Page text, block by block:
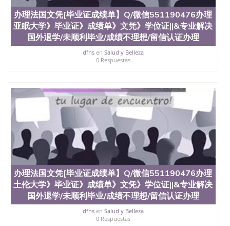
办理法国文凭[毕业证成绩单】Q/微信551190476办理
亚眠大学》毕业证》成绩单》文凭》学位证||&专业解决
国外退学/未顺利毕业/成绩不理想/留信认证办理
dfnsen Salud y Belleza
0 Respuestas
办理法国文凭[毕业证成绩单】Q/微信551190476办理
土伦大学》毕业证》成绩单》文凭》学位证||&专业解决
国外退学/未顺利毕业/成绩不理想/留信认证办理
dfnsen Salud y Belleza
0 Respuestas